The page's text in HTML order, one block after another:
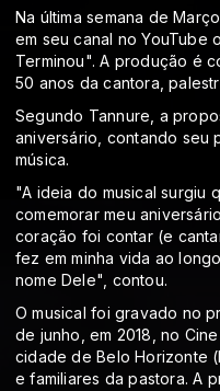
Na última semana de
em seu canal no YouTube
Terminou". A produção é
50 anos da cantora,
Segundo Tannure, a
aniversário, contando seu
música.
"A ideia do musical surgiu
comemorar meu
coração foi contar (e
fez em minha vida ao
nome Dele", contou.
O musical foi gravado no
de junho, em 2018, no
cidade de Belo Horizonte
e familiares da pastora. A